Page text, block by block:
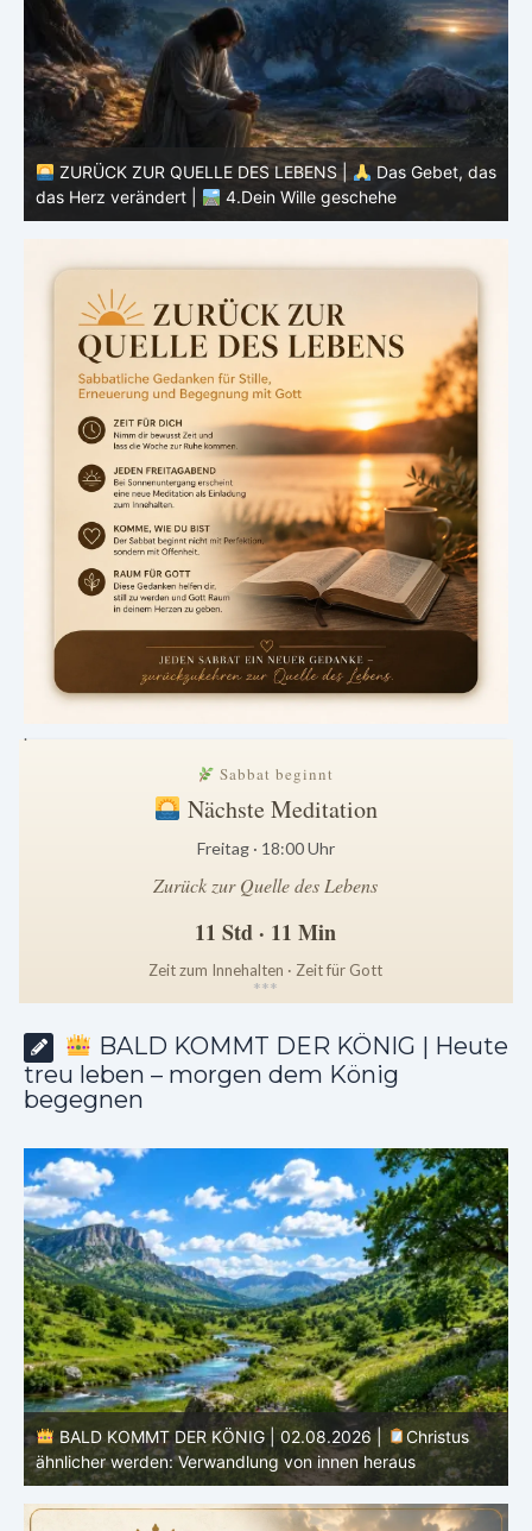
ZURÜCK ZUR QUELLE DES LEBENS |
Das Gebet, das
das Herz verändert |
3.Dein Reich komme
.
Sabbat beginnt
Nächste Meditation
Freitag · 18:00 Uhr
Zurück zur Quelle des Lebens
11 Std · 11 Min
Zeit zum Innehalten · Zeit für Gott
***
BALD KOMMT DER KÖNIG | Heute
treu leben – morgen dem König
begegnen
BALD KOMMT DER KÖNIG | 01.08.2026 |
Die
Hoffnung, die reinigt: Bereit sein für Jesus